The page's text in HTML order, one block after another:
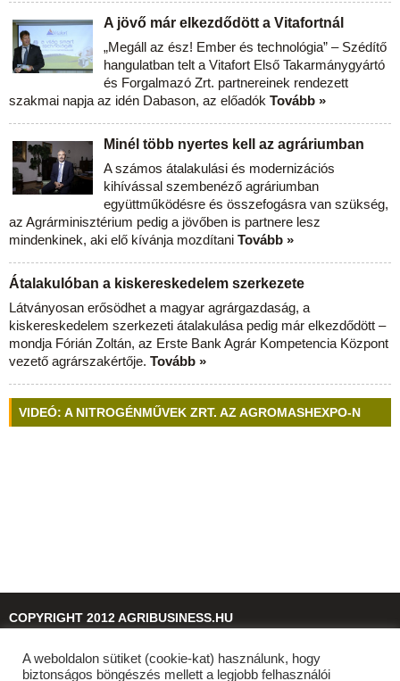
A jövő már elkezdődött a Vitafortnál
„Megáll az ész! Ember és technológia” – Szédítő
hangulatban telt a Vitafort Első Takarmánygyártó
és Forgalmazó Zrt. partnereinek rendezett
szakmai napja az idén Dabason, az előadók Tovább »
Minél több nyertes kell az agráriumban
A számos átalakulási és modernizációs
kihívással szembenéző agráriumban
együttműködésre és összefogásra van szükség,
az Agrárminisztérium pedig a jövőben is partnere lesz
mindenkinek, aki elő kívánja mozdítani Tovább »
Átalakulóban a kiskereskedelem szerkezete
Látványosan erősödhet a magyar agrárgazdaság, a
kiskereskedelem szerkezeti átalakulása pedig már elkezdődött –
mondja Fórián Zoltán, az Erste Bank Agrár Kompetencia Központ
vezető agrárszakértője. Tovább »
VIDEÓ: A NITROGÉNMŰVEK ZRT. AZ AGROMASHEXPO-N
COPYRIGHT 2012 AGRIBUSINESS.HU
© 2026agribusiness.hu
A weboldalon sütiket (cookie-kat) használunk, hogy
biztonságos böngészés mellett a legjobb felhasználói